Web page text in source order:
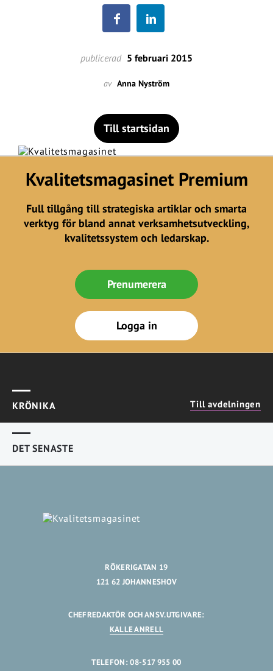
publicerad 5 februari 2015
av Anna Nyström
Till startsidan
Kvalitetsmagasinet Premium
Full tillgång till strategiska artiklar och smarta
verktyg för bland annat verksamhetsutveckling,
kvalitetssystem och ledarskap.
Prenumerera
Logga in
KRÖNIKA Till avdelningen
DET SENASTE
RÖKERIGATAN 19
121 62 JOHANNESHOV
CHEFREDAKTÖR OCH ANSV.UTGIVARE:
KALLE ANRELL
TELEFON: 08-517 955 00